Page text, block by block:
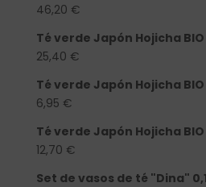
46,20 €
Té verde Japón Hojicha
25,40 €
Té verde Japón Hojicha
6,95 €
Té verde Japón Hojicha BIO
12,70 €
Set de vasos de té "Dina"